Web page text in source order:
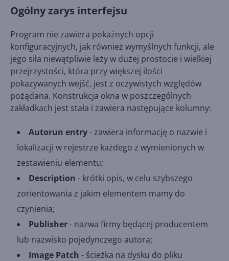
Ogólny zarys interfejsu
Program nie zawiera pokaźnych opcji
konfiguracyjnych, jak również wymyślnych funkcji, ale
jego siła niewątpliwie leży w dużej prostocie i wielkiej
przejrzystości, która przy większej ilości
pokazywanych wejść, jest z oczywistych względów
pożądana. Konstrukcja okna w poszczególnych
zakładkach jest stała i zawiera następujące kolumny:
Autorun entry- zawiera informację o nazwie i
lokalizacji w rejestrze każdego z wymienionych w
zestawieniu elementu;
Description - krótki opis, w celu szybszego
zorientowania z jakim elementem mamy do
czynienia;
Publisher- nazwa firmy będącej producentem
lub nazwisko pojedynczego autora;
Image Patch - ścieżka na dysku do pliku